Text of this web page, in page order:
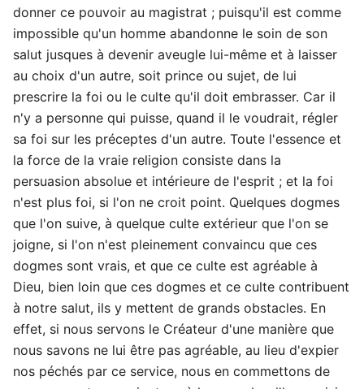
donner ce pouvoir au magistrat ; puisqu'il est comme
impossible qu'un homme abandonne le soin de son
salut jusques à devenir aveugle lui-même et à laisser
au choix d'un autre, soit prince ou sujet, de lui
prescrire la foi ou le culte qu'il doit embrasser. Car il
n'y a personne qui puisse, quand il le voudrait, régler
sa foi sur les préceptes d'un autre. Toute l'essence et
la force de la vraie religion consiste dans la
persuasion absolue et intérieure de l'esprit ; et la foi
n'est plus foi, si l'on ne croit point. Quelques dogmes
que l'on suive, à quelque culte extérieur que l'on se
joigne, si l'on n'est pleinement convaincu que ces
dogmes sont vrais, et que ce culte est agréable à
Dieu, bien loin que ces dogmes et ce culte contribuent
à notre salut, ils y mettent de grands obstacles. En
effet, si nous servons le Créateur d'une manière que
nous savons ne lui être pas agréable, au lieu d'expier
nos péchés par ce service, nous en commettons de